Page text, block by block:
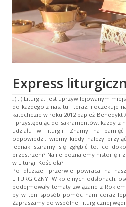
Express
„(…) Liturgia, jest uprzywilejowanym
do każdego z nas, tu i teraz, i oczekuje
katechezie w roku 2012 papież Benedykt
i przystępując do sakramentów, każdy z
udziału w liturgii. Znamy na
odpowiedzi, wiemy kiedy należy
jednak staramy się zgłębić to, co
przestrzeni? Na ile poznajemy historię i
w Liturgii Kościoła?
Po dłuższej przerwie powraca na
LITURGICZNY. W kolejnych odsłonach,
podejmowały tematy związane z
by w ten sposób pomóc nam coraz
Zapraszamy do wspólnej liturgicznej